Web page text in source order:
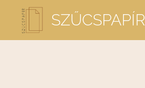
SZŰCSPAPÍR